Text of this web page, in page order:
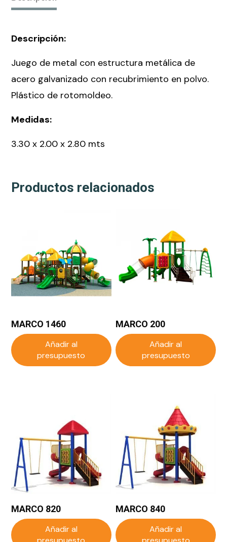
Descripción:
Juego de metal con estructura metálica de
acero galvanizado con recubrimiento en polvo.
Plástico de rotomoldeo.
Medidas:
3.30 x 2.00 x 2.80 mts
Productos relacionados
MARCO 1460
Añadir al
presupuesto
MARCO 200
Añadir al
presupuesto
MARCO 820
Añadir al
MARCO 840
Añadir al